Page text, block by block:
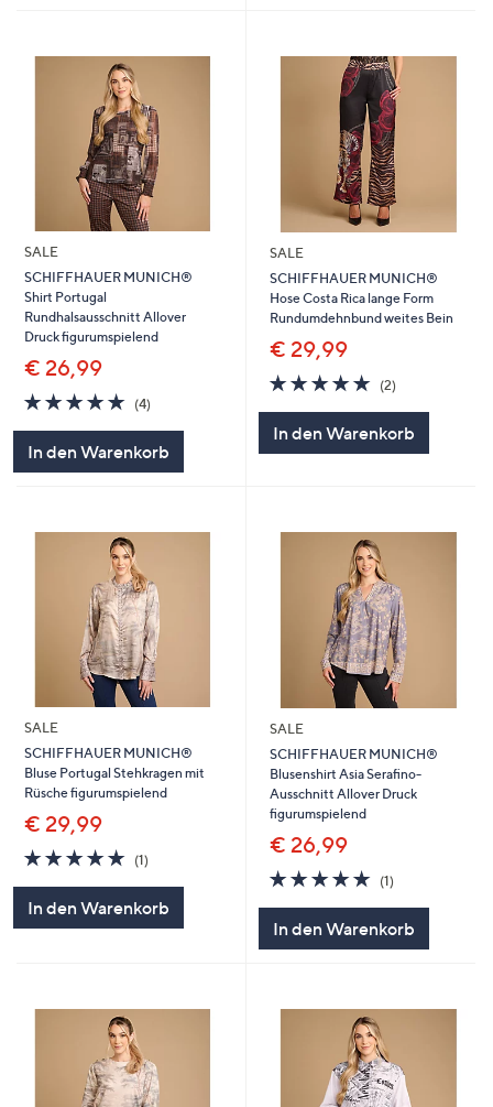
SALE
SCHIFFHAUER MUNICH®
Shirt Portugal
Rundhalsausschnitt Allover
Druck figurumspielend
€ 26,99
5.0
von
(4)
In den Warenkorb
SALE
SCHIFFHAUER MUNICH®
Hose Costa Rica lange Form
Rundumdehnbund weites Bein
€ 29,99
5.0
von
5
(2)
In den Warenkorb
SALE
SCHIFFHAUER MUNICH®
Bluse Portugal Stehkragen mit
Rüsche figurumspielend
€ 29,99
5.0
von
(1)
In den Warenkorb
SALE
SCHIFFHAUER MUNICH®
Blusenshirt Asia Serafino-
Ausschnitt Allover Druck
figurumspielend
€ 26,99
5.0
von
(1)
In den Warenkorb